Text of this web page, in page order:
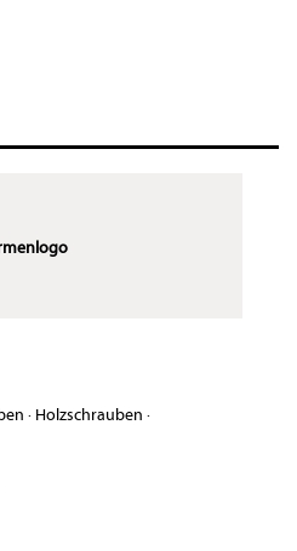
· Holzschrauben ·